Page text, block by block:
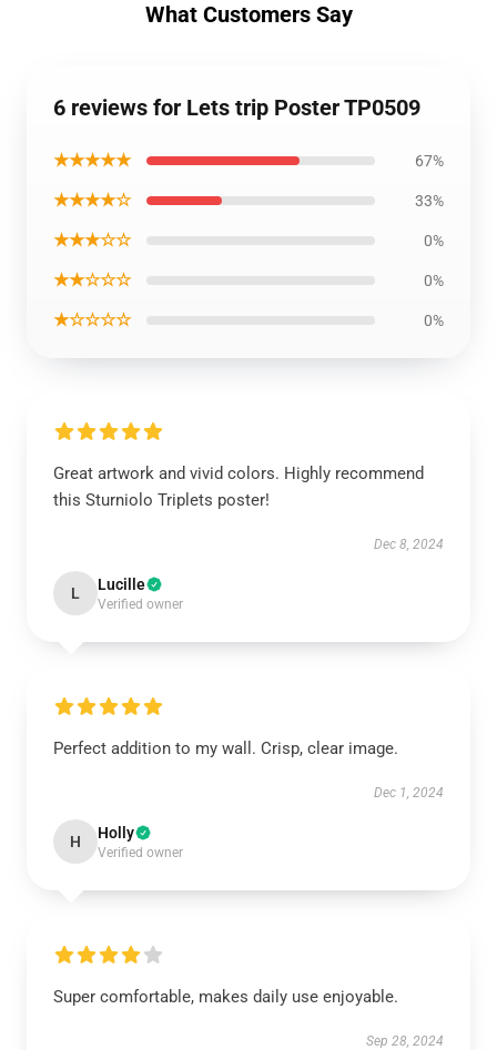
What Customers Say
6 reviews for Lets trip Poster TP0509
★★★★★ 67%
★★★★☆ 33%
★★★☆☆ 0%
★★☆☆☆ 0%
★☆☆☆☆ 0%
Great artwork and vivid colors. Highly recommend
this Sturniolo Triplets poster!
Dec 8, 2024
L Lucille
Verified owner
Perfect addition to my wall. Crisp, clear image.
Dec 1, 2024
H Holly
Verified owner
Super comfortable, makes daily use enjoyable.
Sep 28, 2024